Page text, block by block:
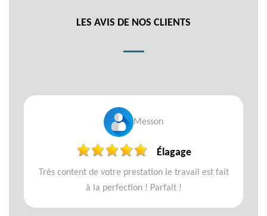
LES AVIS DE NOS CLIENTS
Messon
Élagage
Très content de votre prestation le travail est fait
à la perfection ! Parfait !